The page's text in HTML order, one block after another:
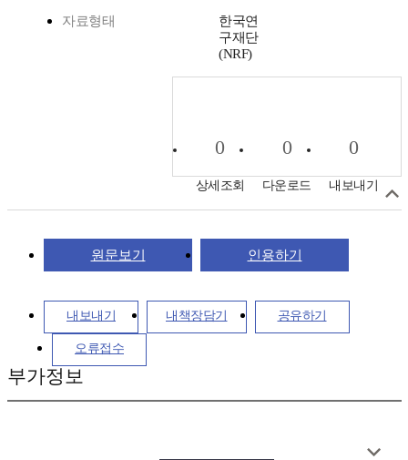
자료형태
한국연
구재단
(NRF)
0
상세조회
0
다운로드
0
내보내기
원문보기 인용하기
내보내기 내책장담기 공유하기
오류접수
부가정보